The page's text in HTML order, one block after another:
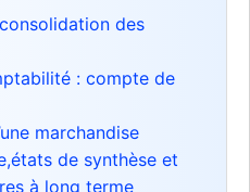
des
: compte de
marchandise
de synthèse et
à long terme